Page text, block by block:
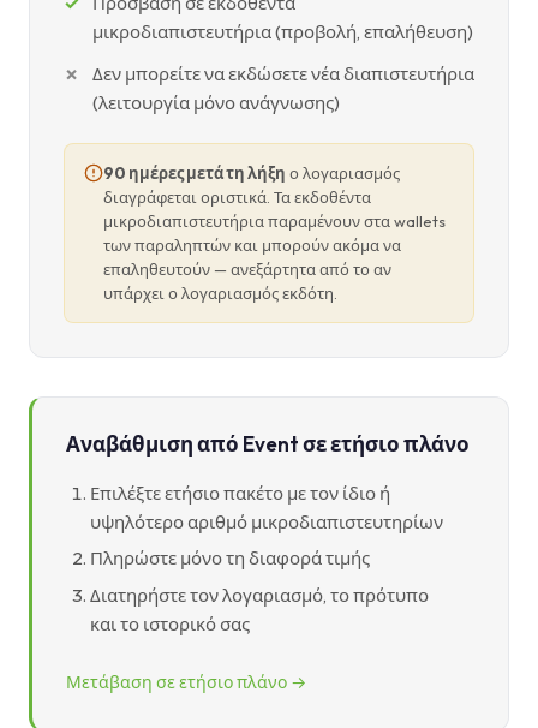
μικροδιαπιστευτήρια (προβολή, επαλήθευση)
Δεν μπορείτε να εκδώσετε νέα διαπιστευτήρια
(λειτουργία μόνο ανάγνωσης)
90 ημέρες μετά τη λήξη ο λογαριασμός
διαγράφεται οριστικά. Τα εκδοθέντα
μικροδιαπιστευτήρια παραμένουν στα wallets
των παραληπτών και μπορούν ακόμα να
επαληθευτούν — ανεξάρτητα από το αν
υπάρχει ο λογαριασμός εκδότη.
Αναβάθμιση από Event σε ετήσιο πλάνο
Επιλέξτε ετήσιο πακέτο με τον ίδιο ή
υψηλότερο αριθμό μικροδιαπιστευτηρίων
Πληρώστε μόνο τη διαφορά τιμής
Διατηρήστε τον λογαριασμό, το πρότυπο
και το ιστορικό σας
Μετάβαση σε ετήσιο πλάνο →